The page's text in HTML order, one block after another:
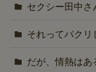
セクシー田中さ
それってパクリ
だが、情熱はあ